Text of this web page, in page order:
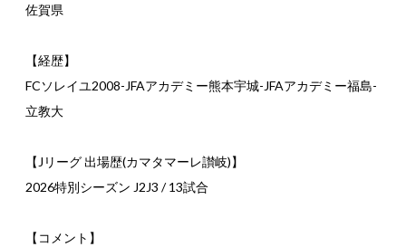
佐賀県
【経歴】
FCソレイユ2008-JFAアカデミー熊本宇城-JFAアカデミー福島-
立教大
【Jリーグ 出場歴(カマタマーレ讃岐)】
2026特別シーズン J2J3 / 13試合
【コメント】